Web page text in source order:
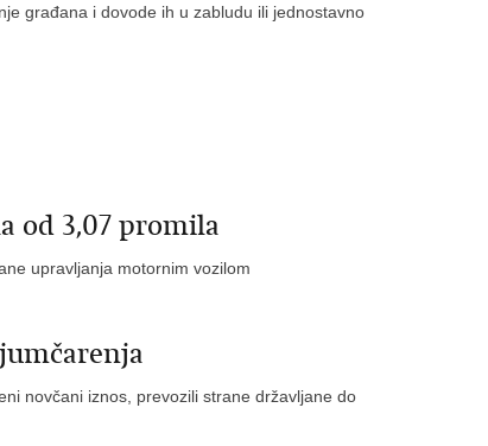
građana i dovode ih u zabludu ili jednostavno
od 3,07 promila
upravljanja motornim vozilom
novčani iznos, prevozili strane državljane do